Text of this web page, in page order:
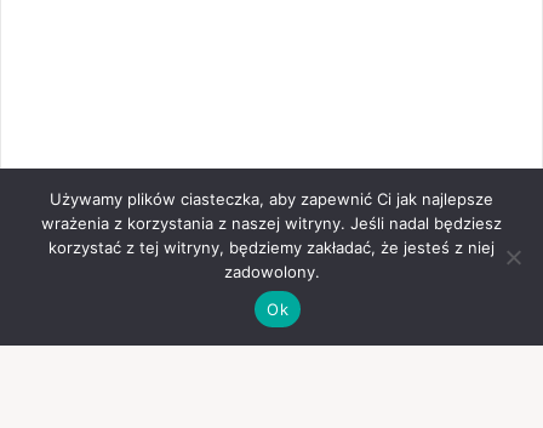
Używamy plików ciasteczka, aby zapewnić Ci jak najlepsze
wrażenia z korzystania z naszej witryny. Jeśli nadal będziesz
korzystać z tej witryny, będziemy zakładać, że jesteś z niej
zadowolony.
Ok